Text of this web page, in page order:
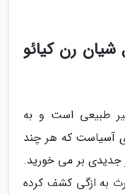
رن کیائو
طبیعی است و به
آسیاست که هر چند
جدیدی بر می خورید.
به ازگی کشف کرده